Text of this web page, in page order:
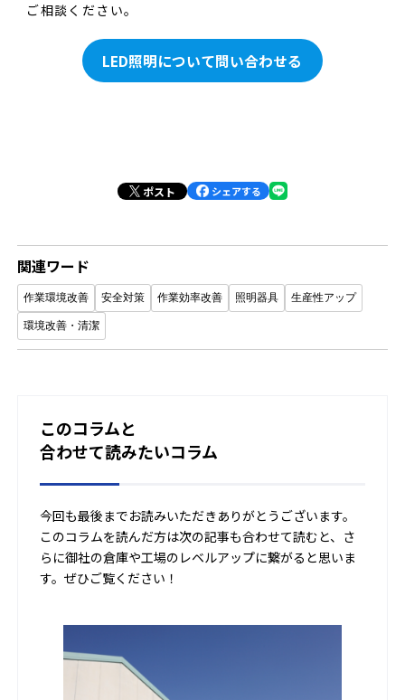
ご相談ください。
LED照明について問い合わせる
ポスト シェアする
関連ワード
作業環境改善 安全対策 作業効率改善 照明器具 生産性アップ
環境改善・清潔
このコラムと
合わせて読みたいコラム
今回も最後までお読みいただきありがとうございます。
このコラムを読んだ方は次の記事も合わせて読むと、さ
らに御社の倉庫や工場のレベルアップに繋がると思いま
す。ぜひご覧ください！